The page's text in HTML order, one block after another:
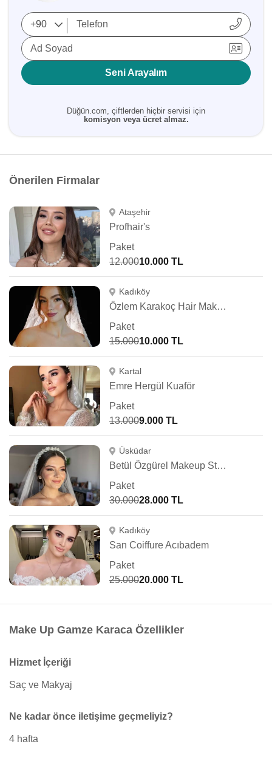
Ad Soyad
Seni Arayalım
Düğün.com, çiftlerden hiçbir servisi için
komisyon veya ücret almaz.
Önerilen Firmalar
Ataşehir
Profhair's
Paket
12.00010.000 TL
Kadıköy
Özlem Karakoç Hair Make Up Artist
Paket
15.00010.000 TL
Kartal
Emre Hergül Kuaför
Paket
13.0009.000 TL
Üsküdar
Betül Özgürel Makeup Studio
Paket
30.00028.000 TL
Kadıköy
San Coiffure Acıbadem
Paket
25.00020.000 TL
Make Up Gamze Karaca Özellikler
Hizmet İçeriği
Saç ve Makyaj
Ne kadar önce iletişime geçmeliyiz?
4 hafta